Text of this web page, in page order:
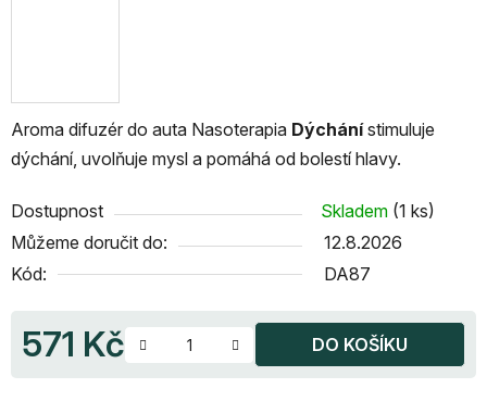
Aroma difuzér do auta Nasoterapia Dýchánístimuluje
dýchání, uvolňuje mysl a pomáhá od bolestí hlavy.
Dostupnost Skladem (1 ks)
Můžeme doručit do:
12.8.2026
Kód:
DA87
571 Kč DO KOŠÍKU